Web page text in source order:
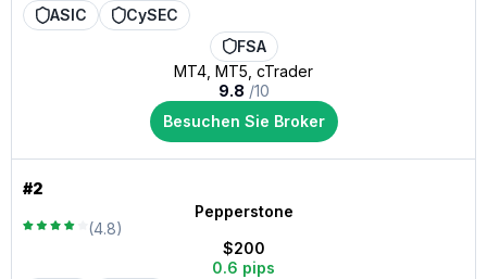
ASIC
CySEC
FSA
MT4, MT5, cTrader
9.8 /10
Besuchen Sie Broker
#2
Pepperstone
(4.8)
$200
0.6 pips